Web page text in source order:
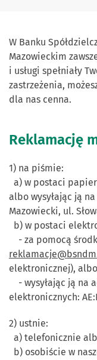
W Banku
Mazowieckim
i usługi spełniały
zastrzeżenia,
dla nas cenna.
Reklamację
1) na piśmie:
a) w postaci
albo wysyłając ją
Mazowiecki, ul.
b) w postaci
- za pomocą
elektronicznej), albo
- wysyłając ją na
elektronicznych:
2) ustnie:
a) telefonicznie
b) osobiście w